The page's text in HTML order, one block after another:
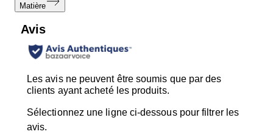
Matière
Avis
Les avis ne peuvent être soumis que par des
clients ayant acheté les produits.
Sélectionnez une ligne ci-dessous pour filtrer les
avis.